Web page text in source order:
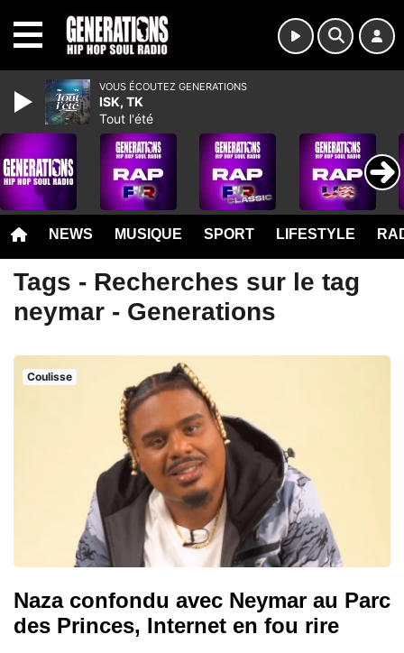
NEWS MUSIQUE SPORT LIFESTYLE
Tags - Recherches sur le tag
neymar - Generations
Coulisse
Naza confondu avec Neymar au Parc
des Princes, Internet en fou rire
VOUS ÉCOUTEZ GENERATIONS
ISK, TK
Tout l'été